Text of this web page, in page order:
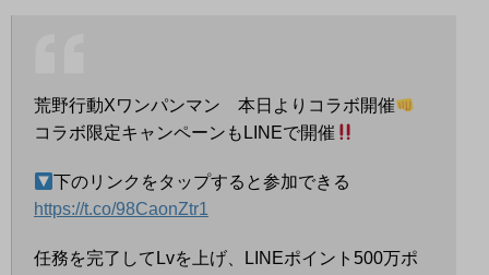
荒野行動Xワンパンマン 本日よりコラボ開催
コラボ限定キャンペーンもLINEで開催
下のリンクをタップすると参加できる
https://t.co/98CaonZtr1
任務を完了してLvを上げ、LINEポイント500万ポ